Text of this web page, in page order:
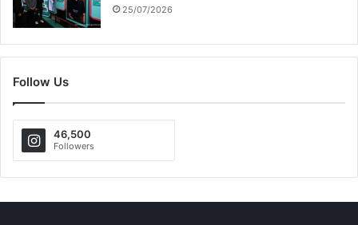
25/07/2026
Follow Us
46,500
Followers